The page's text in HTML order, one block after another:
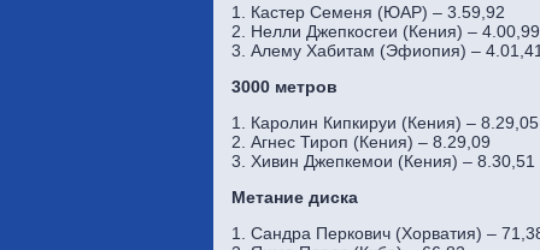
1. Кастер Семеня (ЮАР) – 3.59,92
2. Нелли Джепкосгеи (Кения) – 4.00,99
3. Алему Хабитам (Эфиопия) – 4.01,41
3000 метров
1. Каролин Кипкируи (Кения) – 8.29,05
2. Агнес Тироп (Кения) – 8.29,09
3. Хивин Джепкемои (Кения) – 8.30,51
Метание диска
1. Сандра Перкович (Хорватия) –